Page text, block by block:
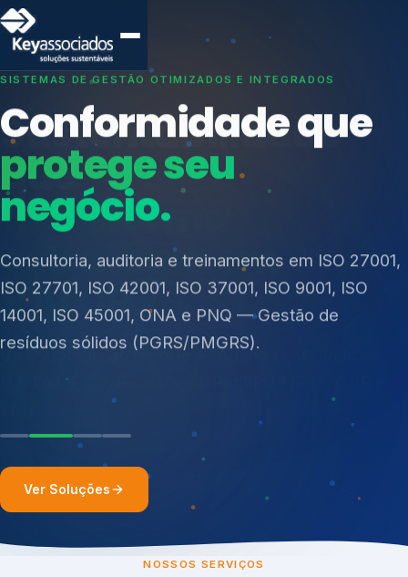
SISTEMAS DE GESTÃO OTIMIZADOS E INTEGRADOS
Conformidade que
protege seu
negócio.
Consultoria, auditoria e treinamentos em ISO 27001,
ISO 27701, ISO 42001, ISO 37001, ISO 9001, ISO
14001, ISO 45001, ONA e PNQ — Gestão de
resíduos sólidos (PGRS/PMGRS).
Índices de Mercado
Reporte Regulatório
Ver Soluções
NOSSOS SERVIÇOS